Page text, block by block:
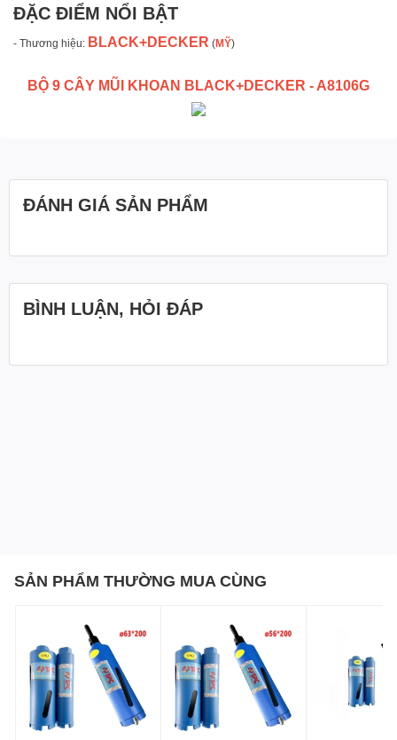
ĐẶC ĐIỂM NỔI BẬT
- Thương hiệu: BLACK+DECKER (MỸ)
BỘ 9 CÂY MŨI KHOAN BLACK+DECKER - A8106G
ĐÁNH GIÁ SẢN PHẨM
BÌNH LUẬN, HỎI ĐÁP
SẢN PHẨM THƯỜNG MUA CÙNG